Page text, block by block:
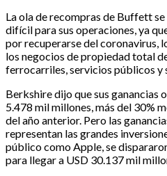
La ola de recompras de Buffett
difícil para sus operaciones, ya
por recuperarse del coronavirus,
los negocios de propiedad total
ferrocarriles, servicios públicos y
Berkshire dijo que sus ganancias
5.478 mil millones, más del 30%
del año anterior. Pero las
representan las grandes
público como Apple, se
para llegar a USD 30.137 mil